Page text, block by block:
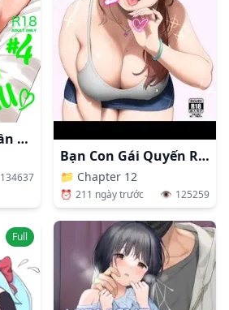
Quan Hệ Chịch Trần Xuất Trong Cùng Các Cô Nàng Gyaru.
134637
Bạn Con Gái Quyến Rũ Tôi
📁 Chapter 12
⏰ 211 ngày trước 👁️ 125259
Full